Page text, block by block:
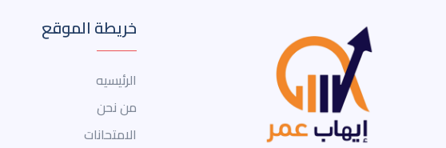
خريطة الموقع
الرئيسيه
من نحن
الامتحانات